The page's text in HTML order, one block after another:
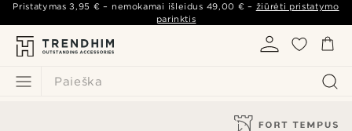
Paieška
Pristatymas3,95 € – nemokamai išleidus 49,00 € – žiūrėti pristatymo
parinktis